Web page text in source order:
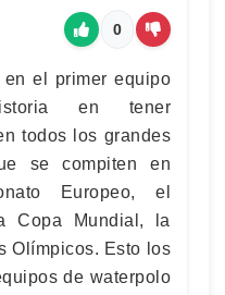
0
el primer equipo
en tener
todos los grandes
se compiten en
Europeo, el
Copa Mundial, la
Olímpicos. Esto los
de waterpolo